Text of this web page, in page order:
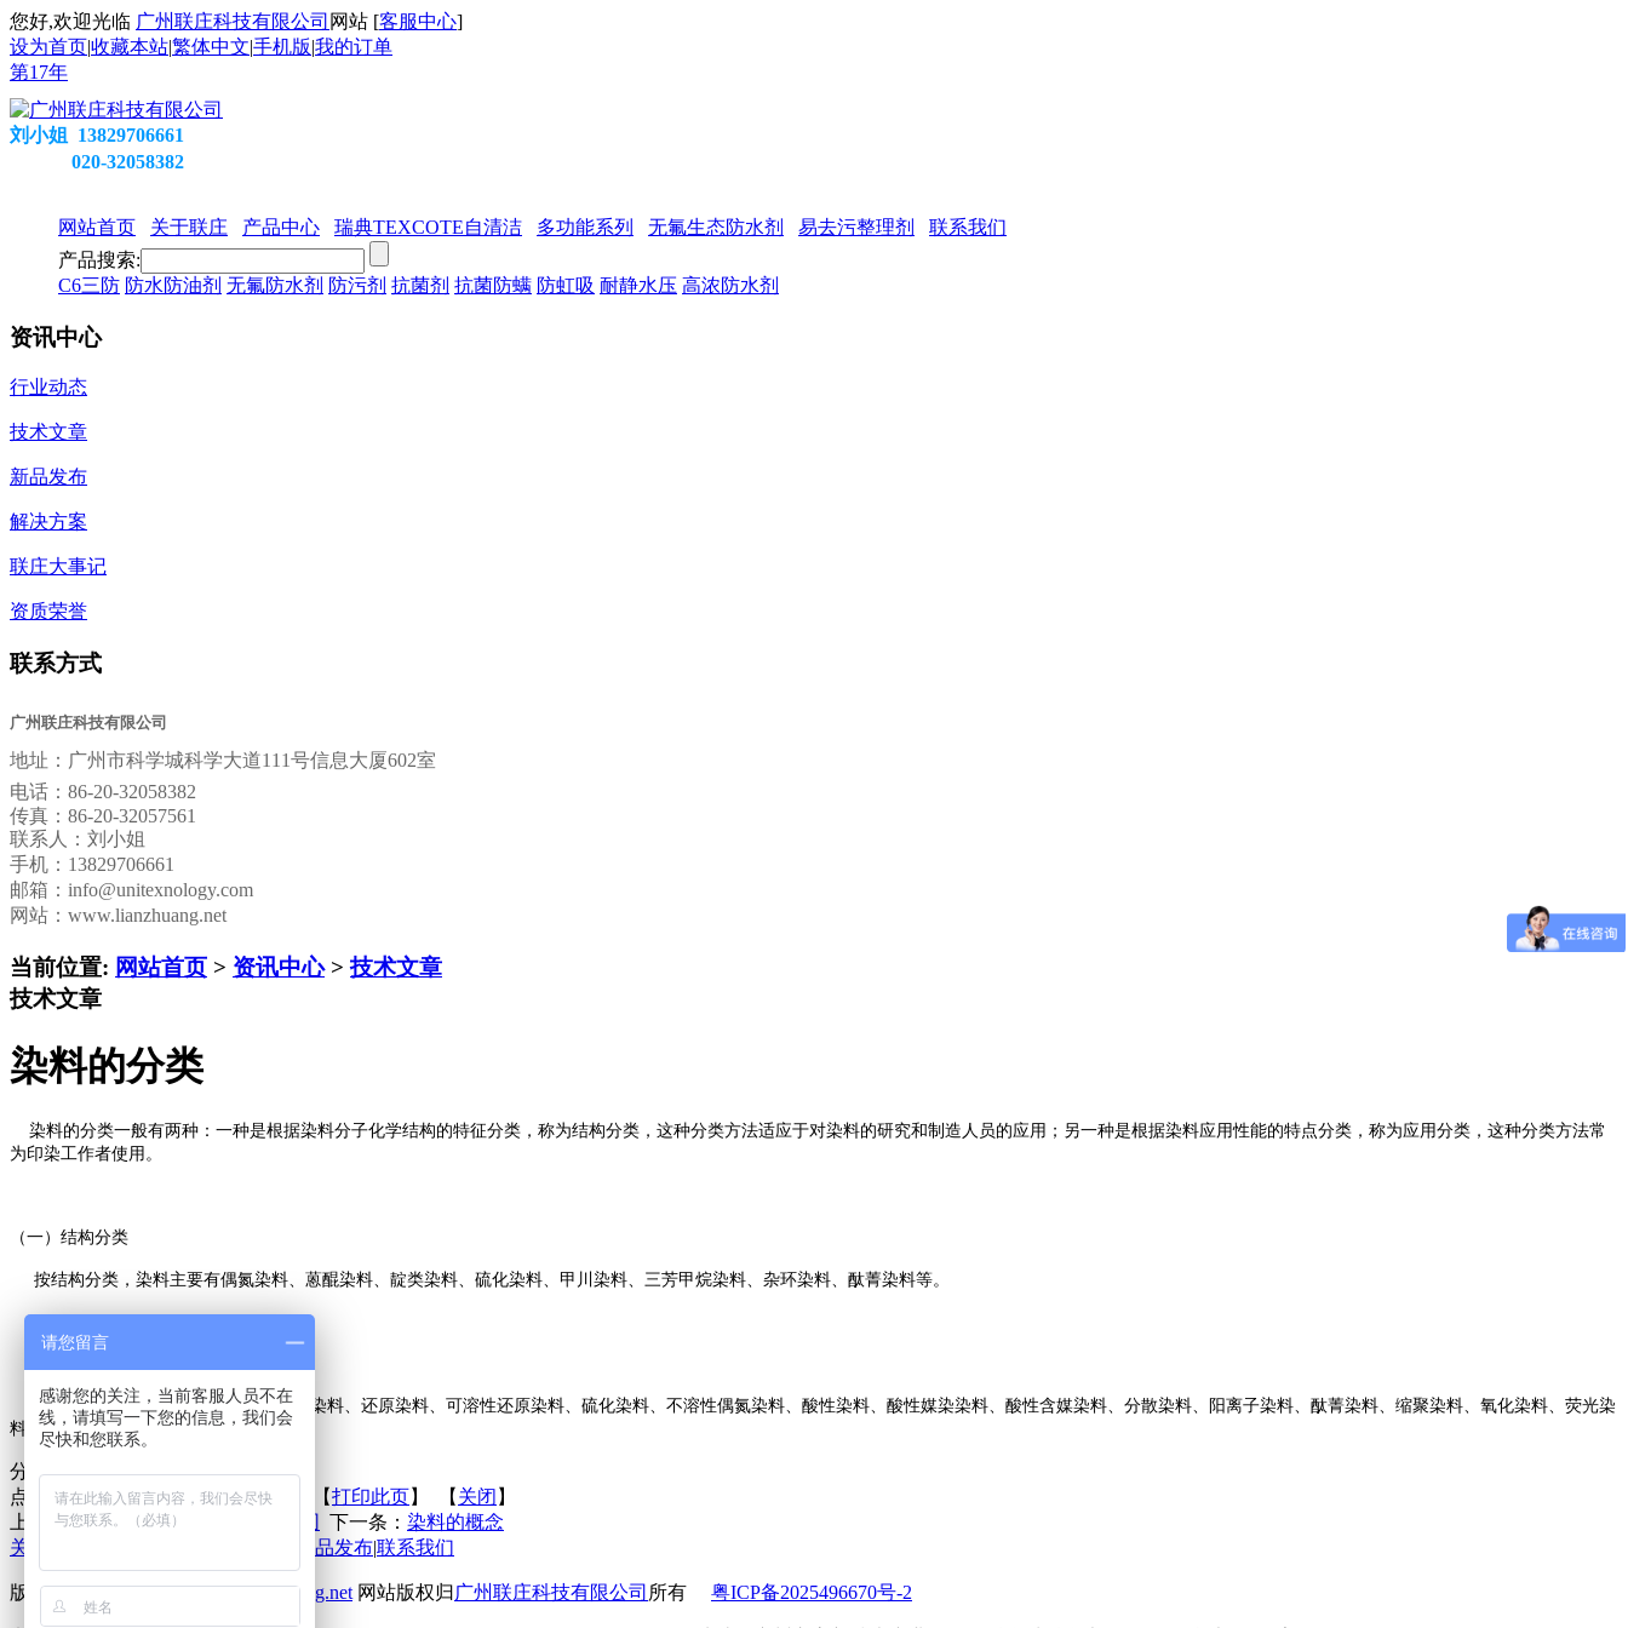
您好,欢迎光临 广州联庄科技有限公司 网站 [客服中心]
设为首页|收藏本站|繁体中文|手机版|我的订单
第17年
刘小姐 13829706661
020-32058382
网站首页 关于联庄 产品中心 瑞典TEXCOTE自清洁 多功能系列 无氟生态防水剂 易去污整理剂
联系我们
产品搜索:
C6三防 防水防油剂 无氟防水剂 防污剂 抗菌剂 抗菌防螨 防虹吸 耐静水压 高浓防水剂
资讯中心
行业动态
技术文章
新品发布
解决方案
联庄大事记
资质荣誉
联系方式
广州联庄科技有限公司
地址： 广州市科学城科学大道111号信息大厦602室
电话： 86-20-32058382
传真： 86-20-32057561
联系人：刘小姐
手机：13829706661
邮箱： info@unitexnology.com
网站：www.lianzhuang.net
当前位置: 网站首页 > 资讯中心>技术文章
技术文章
染料的分类
染料的分类一般有两种：一种是根据染料分子化学结构的特征分类，称为结构分类，这种分类方法适应于对染料的研究和制造人员的应用；另一种是根据染料应用性能的特点分类，称为应用分类，这种分类方法常
为印染工作者使用。
（一） 结构分类
按结构分类，染料主要有偶氮染料、蒽醌染料、靛类染料、硫化染料、甲川染料、三芳甲烷染料、杂环染料、酞菁染料等。
按应用分类，染料有直接染料、活性染料、还原染料、可溶性还原染料、硫化染料、不溶性偶氮染料、酸性染料、酸性媒染染料、酸性含媒染料、分散染料、阳离子染料、酞菁染料、缩聚染料、氧化染料、荧光染
料等。
分享到：
点击次数：更新时间：2016-06-12 【打印此页 】 【 关闭 】
上一条：染料应用性能及其适用范围 下一条： 染料的概念
关于联庄
新品发布联系我们
版权所有 2013©http://www.lianzhuang.net网站版权归 广州联庄科技有限公司 所有 粤ICP备2025496670号-2
请您留言
感谢您的关注，当前客服人员不在
线，请填写一下您的信息，我们会
尽快和您联系。